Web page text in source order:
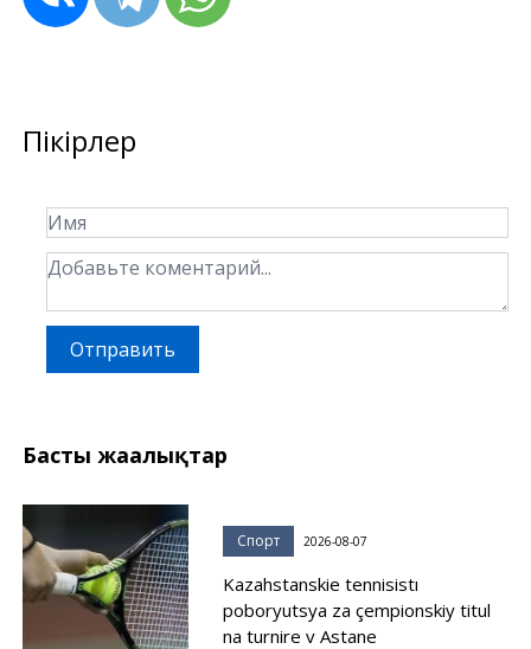
Пікірлер
Отправить
Басты жаңалықтар
Спорт 2026-08-07
Kazahstanskie tennisistı
poboryutsya za çempionskiy titul
na turnire v Astane